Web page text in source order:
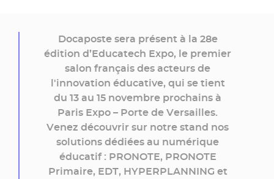
Docaposte sera présent à la 28e
édition d’Educatech Expo, le premier
salon français des acteurs de
l'innovation éducative, qui se tient
du 13 au 15 novembre prochains à
Paris Expo – Porte de Versailles.
Venez découvrir sur notre stand nos
solutions dédiées au numérique
éducatif : PRONOTE, PRONOTE
Primaire, EDT, HYPERPLANNING et